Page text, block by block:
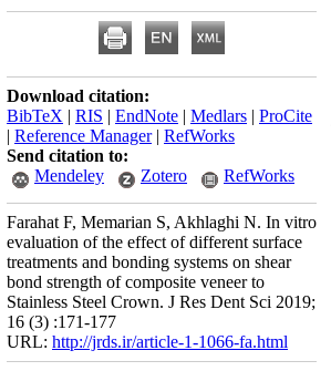
Download citation:
BibTeX | RIS | EndNote | Medlars | ProCite
| Reference Manager| RefWorks
Send citation to:
Mendeley
Zotero RefWorks
Farahat F, Memarian S, Akhlaghi N. In vitro
evaluation of the effect of different surface
treatments and bonding systems on shear
bond strength of composite veneer to
Stainless Steel Crown. J Res Dent Sci 2019;
16 (3) :171-177
URL: http://jrds.ir/article-1-1066-fa.html